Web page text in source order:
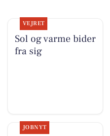
VEJRET
Sol og varme bider
fra sig
JOBNYT